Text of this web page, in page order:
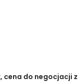
cena do negocjacji z